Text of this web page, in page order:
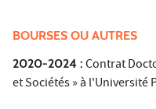
BOURSES OU AUTRES
2020-2024 : Contrat
et Sociétés » à l'Université